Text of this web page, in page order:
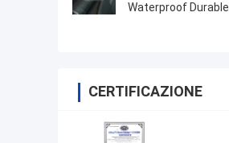
Waterproof Durable
CERTIFICAZIONE